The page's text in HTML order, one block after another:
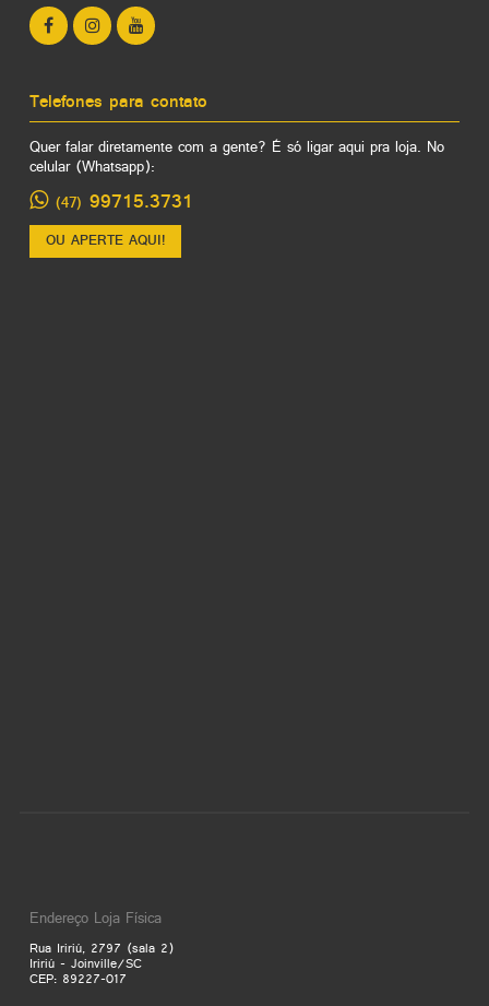
Telefones para contato
Quer falar diretamente com a gente? É só ligar aqui pra loja. No
celular (Whatsapp):
(47) 99715.3731
OU APERTE AQUI!
Endereço Loja Física
Rua Iririú, 2797 (sala 2)
Iririú - Joinville/SC
CEP: 89227-017